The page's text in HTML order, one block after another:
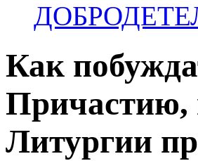
Как
Причастию,
Литургии